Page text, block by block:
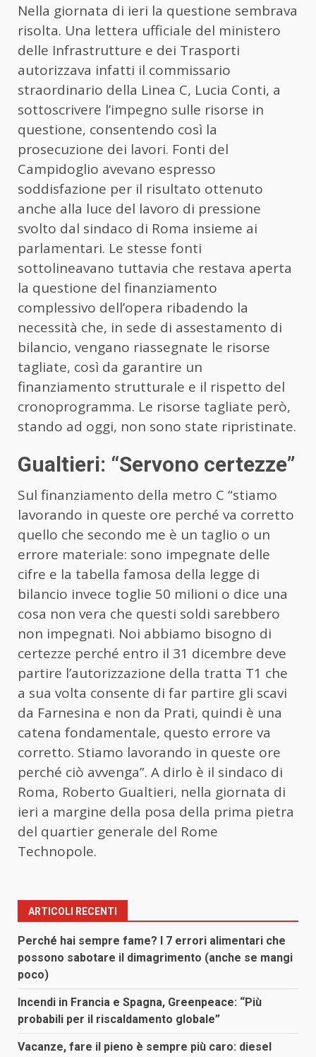
Nella giornata di ieri la questione sembrava
risolta. Una lettera ufficiale del ministero
delle Infrastrutture e dei Trasporti
autorizzava infatti il commissario
straordinario della Linea C, Lucia Conti, a
sottoscrivere l’impegno sulle risorse in
questione, consentendo così la
prosecuzione dei lavori. Fonti del
Campidoglio avevano espresso
soddisfazione per il risultato ottenuto
anche alla luce del lavoro di pressione
svolto dal sindaco di Roma insieme ai
parlamentari. Le stesse fonti
sottolineavano tuttavia che restava aperta
la questione del finanziamento
complessivo dell’opera ribadendo la
necessità che, in sede di assestamento di
bilancio, vengano riassegnate le risorse
tagliate, così da garantire un
finanziamento strutturale e il rispetto del
cronoprogramma. Le risorse tagliate però,
stando ad oggi, non sono state ripristinate.
Gualtieri: “Servono certezze”
Sul finanziamento della metro C “stiamo
lavorando in queste ore perché va corretto
quello che secondo me è un taglio o un
errore materiale: sono impegnate delle
cifre e la tabella famosa della legge di
bilancio invece toglie 50 milioni o dice una
cosa non vera che questi soldi sarebbero
non impegnati. Noi abbiamo bisogno di
certezze perché entro il 31 dicembre deve
partire l’autorizzazione della tratta T1 che
a sua volta consente di far partire gli scavi
da Farnesina e non da Prati, quindi è una
catena fondamentale, questo errore va
corretto. Stiamo lavorando in queste ore
perché ciò avvenga”. A dirlo è il sindaco di
Roma, Roberto Gualtieri, nella giornata di
ieri a margine della posa della prima pietra
del quartier generale del Rome
Technopole.
ARTICOLI RECENTI
Perché hai sempre fame? I 7 errori alimentari che
possono sabotare il dimagrimento (anche se mangi
poco)
Incendi in Francia e Spagna, Greenpeace: “Più
probabili per il riscaldamento globale”
Vacanze, fare il pieno è sempre più caro: diesel